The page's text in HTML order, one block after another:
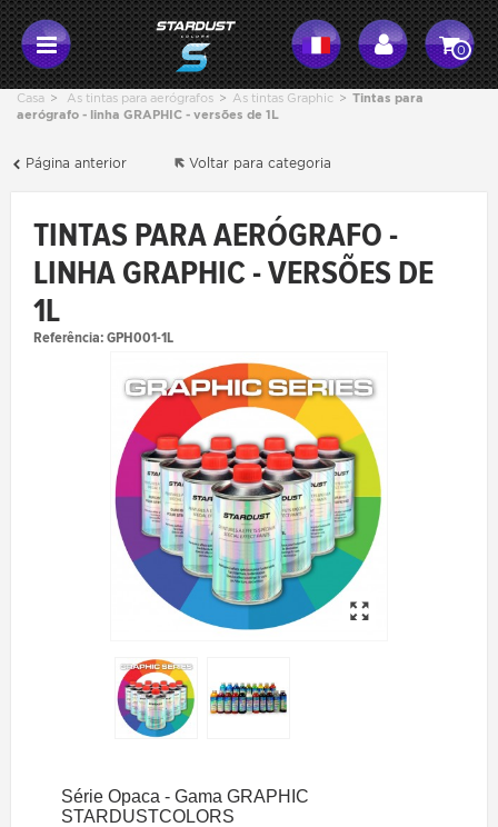
0
Casa > As tintas para aerógrafos > As tintas Graphic > Tintas para
aerógrafo - linha GRAPHIC - versões de 1L
Página anterior Voltar para categoria
TINTAS PARA AERÓGRAFO -
LINHA GRAPHIC - VERSÕES DE
1L
Referência:GPH001-1L
Série Opaca - Gama GRAPHIC
STARDUSTCOLORS